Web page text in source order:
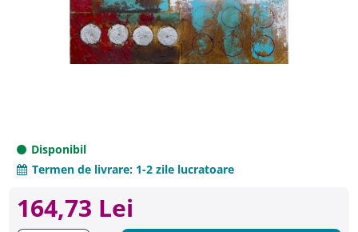
Disponibil
Termen de livrare: 1-2 zile lucratoare
164,73 Lei